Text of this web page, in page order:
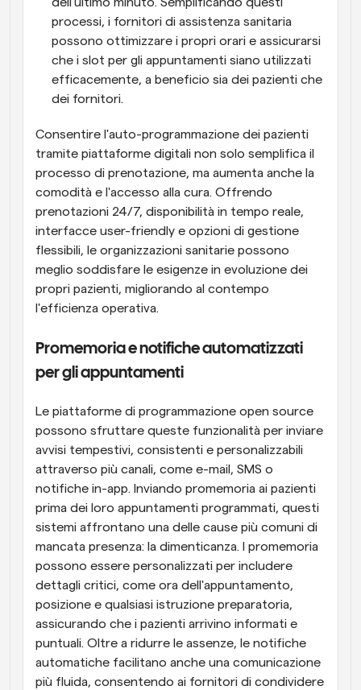
processi, i fornitori di assistenza sanitaria
possono ottimizzare i propri orari e assicurarsi
che i slot per gli appuntamenti siano utilizzati
efficacemente, a beneficio sia dei pazienti che
dei fornitori.
Consentire l'auto-programmazione dei pazienti
tramite piattaforme digitali non solo semplifica il
processo di prenotazione, ma aumenta anche la
comodità e l'accesso alla cura. Offrendo
prenotazioni 24/7, disponibilità in tempo reale,
interfacce user-friendly e opzioni di gestione
flessibili, le organizzazioni sanitarie possono
meglio soddisfare le esigenze in evoluzione dei
propri pazienti, migliorando al contempo
l'efficienza operativa.
Promemoria e notifiche automatizzati
per gli appuntamenti
Le piattaforme di programmazione open source
possono sfruttare queste funzionalità per inviare
avvisi tempestivi, consistenti e personalizzabili
attraverso più canali, come e-mail, SMS o
notifiche in-app. Inviando promemoria ai pazienti
prima dei loro appuntamenti programmati, questi
sistemi affrontano una delle cause più comuni di
mancata presenza: la dimenticanza. I promemoria
possono essere personalizzati per includere
dettagli critici, come ora dell'appuntamento,
posizione e qualsiasi istruzione preparatoria,
assicurando che i pazienti arrivino informati e
puntuali. Oltre a ridurre le assenze, le notifiche
automatiche facilitano anche una comunicazione
più fluida, consentendo ai fornitori di condividere